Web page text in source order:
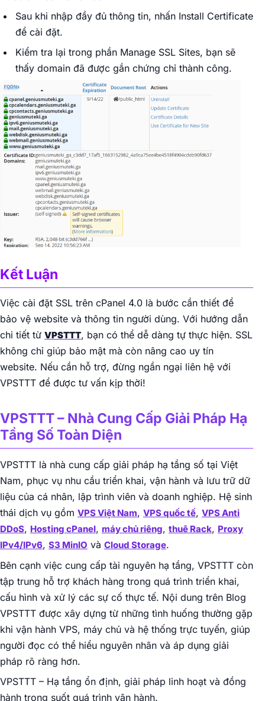
Sau khi nhập đầy đủ thông tin, nhấn Install Certificate
để cài đặt.
Kiểm tra lại trong phần Manage SSL Sites, bạn sẽ
thấy domain đã được gắn chứng chỉ thành công.
Kết Luận
Việc cài đặt SSL trên cPanel 4.0 là bước cần thiết để
bảo vệ website và thông tin người dùng. Với hướng dẫn
chi tiết từ VPSTTT, bạn có thể dễ dàng tự thực hiện. SSL
không chỉ giúp bảo mật mà còn nâng cao uy tín
website. Nếu cần hỗ trợ, đừng ngần ngại liên hệ với
VPSTTT để được tư vấn kịp thời!
VPSTTT – Nhà Cung Cấp Giải Pháp Hạ
Tầng Số Toàn Diện
VPSTTT là nhà cung cấp giải pháp hạ tầng số tại Việt
Nam, phục vụ nhu cầu triển khai, vận hành và lưu trữ dữ
liệu của cá nhân, lập trình viên và doanh nghiệp. Hệ sinh
thái dịch vụ gồm VPS Việt Nam, VPS quốc tế, VPS Anti
DDoS, Hosting cPanel, máy chủ riêng, thuê Rack, Proxy
IPv4/IPv6, S3 MinIO và Cloud Storage.
Bên cạnh việc cung cấp tài nguyên hạ tầng, VPSTTT còn
tập trung hỗ trợ khách hàng trong quá trình triển khai,
cấu hình và xử lý các sự cố thực tế. Nội dung trên Blog
VPSTTT được xây dựng từ những tình huống thường gặp
khi vận hành VPS, máy chủ và hệ thống trực tuyến, giúp
người đọc có thể hiểu nguyên nhân và áp dụng giải
pháp rõ ràng hơn.
VPSTTT – Hạ tầng ổn định, giải pháp linh hoạt và đồng
hành trong suốt quá trình vận hành.